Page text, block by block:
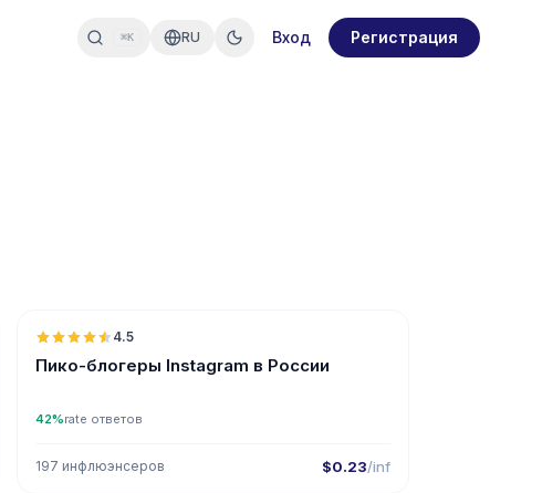
⌘K RU Вход Регистрация
4.5
Пико-блогеры Instagram в России
42%rate ответов
197 инфлюэнсеров $0.23/inf